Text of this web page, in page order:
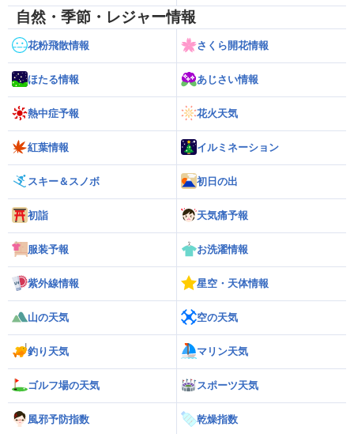
自然・季節・レジャー情報
花粉飛散情報 さくら開花情報
ほたる情報 あじさい情報
熱中症予報 花火天気
紅葉情報 イルミネーション
スキー＆スノボ 初日の出
初詣 天気痛予報
服装予報 お洗濯情報
紫外線情報 星空・天体情報
山の天気 空の天気
釣り天気 マリン天気
ゴルフ場の天気 スポーツ天気
風邪予防指数 乾燥指数